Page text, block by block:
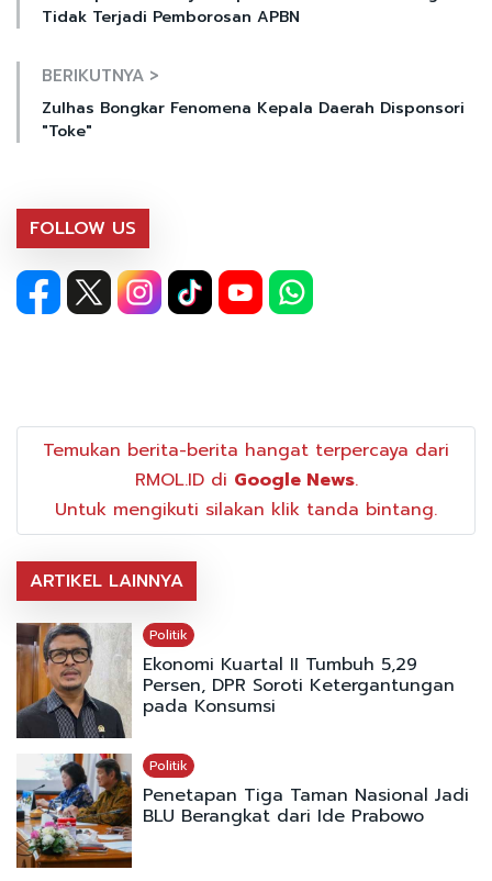
Tidak Terjadi Pemborosan APBN
BERIKUTNYA >
Zulhas Bongkar Fenomena Kepala Daerah Disponsori
"Toke"
FOLLOW US
Temukan berita-berita hangat terpercaya dari
RMOL.ID di Google News.
Untuk mengikuti silakan klik tanda bintang.
ARTIKEL LAINNYA
Politik
Ekonomi Kuartal II Tumbuh 5,29
Persen, DPR Soroti Ketergantungan
pada Konsumsi
Politik
Penetapan Tiga Taman Nasional Jadi
BLU Berangkat dari Ide Prabowo